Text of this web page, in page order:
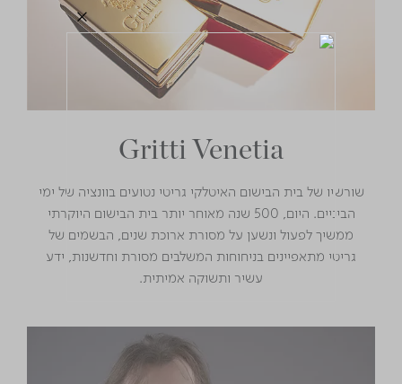
Gritti Venetia
שורשיו של בית הבישום האיטלקי גריטי נטועים בוונציה של ימי
הביניים. היום, 500 שנה מאוחר יותר בית הבישום היוקרתי
ממשיך לפעול ונשען על מסורת ארוכת שנים, הבשמים של
גריטי מתאפיינים בניחוחות המשלבים מסורת וחדשנות, ידע
עשיר ותשוקה אמיתית.